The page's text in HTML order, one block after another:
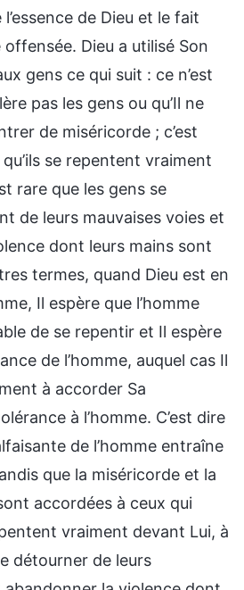
de Dieu et le fait
offensée. Dieu a utilisé Son
gens ce qui suit : ce n’est
pas les gens ou qu’Il ne
de miséricorde ; c’est
se repentent vraiment
rare que les gens se
de leurs mauvaises voies et
dont leurs mains sont
termes, quand Dieu est en
Il espère que l’homme
de se repentir et Il espère
de l’homme, auquel cas Il
à accorder Sa
à l’homme. C’est dire
de l’homme entraîne
que la miséricorde et la
accordées à ceux qui
vraiment devant Lui, à
détourner de leurs